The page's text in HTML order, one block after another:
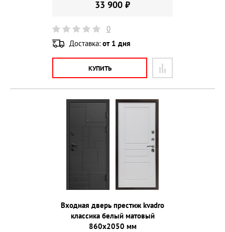
33 900 ₽
0
Доставка: от 1 дня
КУПИТЬ
Входная дверь престиж kvadro
классика белый матовый
860х2050 мм